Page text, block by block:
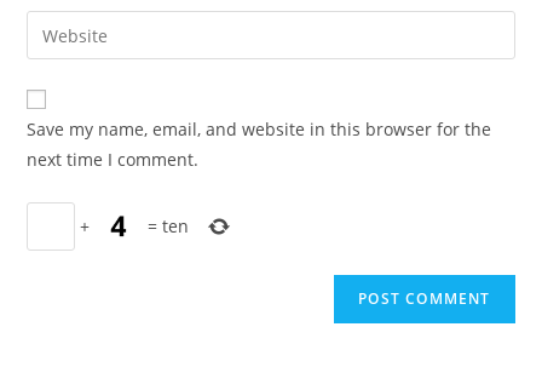
comment
email
address
comment
Enter
your
website
URL
(optional)
Save my name, email, and website in this browser for the
next time I comment.
+ =ten